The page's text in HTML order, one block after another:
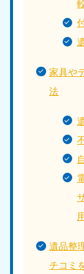
家具や
法
遺品整
チコミ